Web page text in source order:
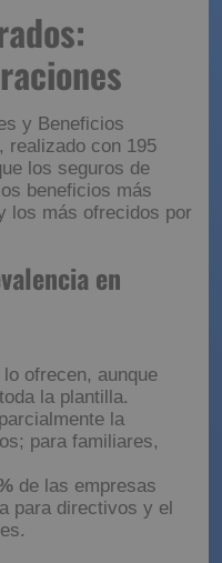
y Beneficios
, realizado con 195
los seguros de
beneficios más
los más ofrecidos por
en
ofrecen, aunque
la plantilla.
la
para familiares,
de las empresas
para directivos y el